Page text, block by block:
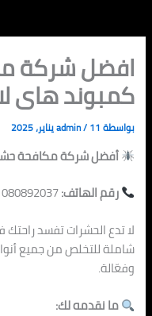
افضل شركة
كمبوند هاى لاند
بواسطة admin/11 يناير، 2025
أفضل شركة مكافحة
رقم الهاتف:01080892037
لا تدع الحشرات تفسد
شاملة للتخلص من جميع
وفعّالة.
ما نقدمه لك: